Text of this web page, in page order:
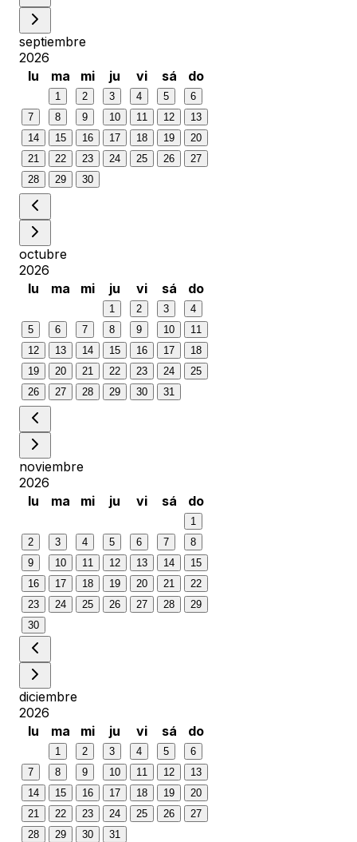
septiembre
2026
lu
ma mi ju vi sá do
1 2 3 4 5
6
7
8 9 10 11 12
13
14
15 16 17 18 19
20
21
22 23 24 25 26
27
28
29 30
octubre
2026
lu
ma mi ju vi sá do
1 2 3
4
5
6 7 8 9 10
11
12
13 14 15 16 17
18
19
20 21 22 23 24
25
26
27 28 29 30 31
noviembre
2026
lu
ma mi ju vi sá do
1
2
3 4 5 6 7
8
9
10 11 12 13 14
15
16
17 18 19 20 21
22
23
24 25 26 27 28
29
30
diciembre
2026
lu
ma mi ju vi sá do
1 2 3 4 5
6
7
8 9 10 11 12
13
14
15 16 17 18 19
20
21
22 23 24 25 26
27
28
29 30 31